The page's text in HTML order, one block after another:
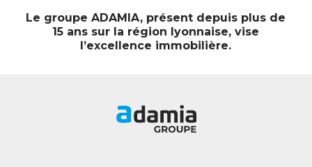
Le groupe ADAMIA, présent depuis plus de
15 ans sur la région lyonnaise, vise
l’excellence immobilière.